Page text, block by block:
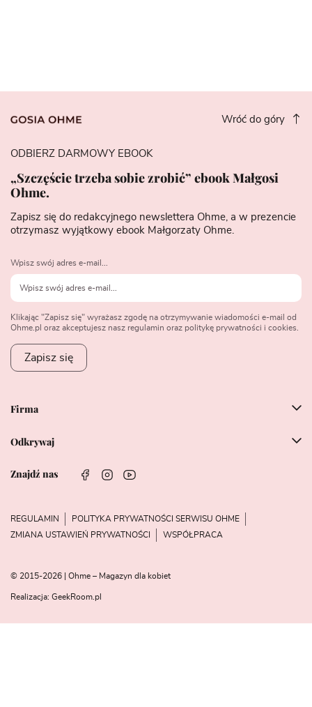
Wróć do góry
Firma
Odkrywaj
Znajdź nas
ODBIERZ DARMOWY EBOOK
„Szczęście trzeba sobie zrobić” ebook Małgosi
Ohme.
Zapisz się do redakcyjnego newslettera Ohme, a w prezencie
otrzymasz wyjątkowy ebook Małgorzaty Ohme.
Wpisz swój adres e-mail...
Klikając "Zapisz się" wyrażasz zgodę na otrzymywanie wiadomości e-mail od
Ohme.pl oraz akceptujesz nasz regulamin oraz politykę prywatności i cookies.
Zapisz się
REGULAMIN
POLITYKA PRYWATNOŚCI SERWISU OHME
ZMIANA USTAWIEŃ PRYWATNOŚCI
WSPÓŁPRACA
© 2015-2026 | Ohme – Magazyn dla kobiet
Realizacja: GeekRoom.pl